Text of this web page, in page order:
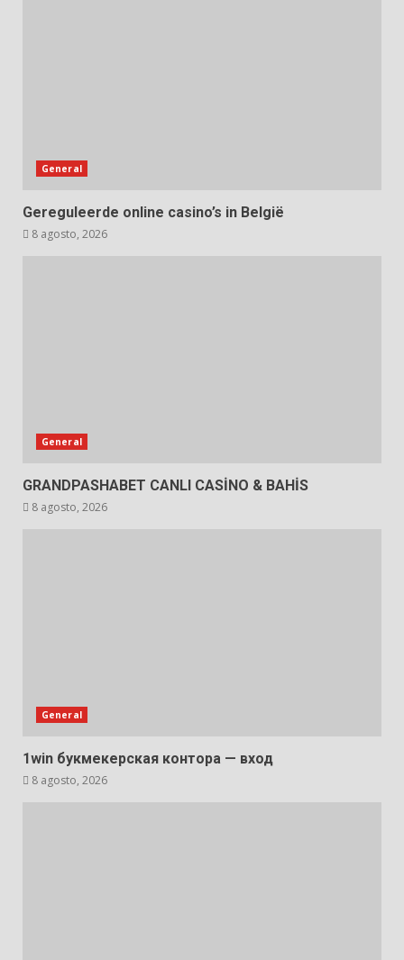
General
Gereguleerde online casino’s in België
8 agosto, 2026
General
GRANDPASHABET CANLI CASİNO & BAHİS
8 agosto, 2026
General
1win букмекерская контора — вход
8 agosto, 2026